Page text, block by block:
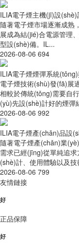
ILIA電子煙主機(jī)設
隨著電子煙市場逐漸成熟
展成為結(jié)合電源管理
型設(shè)備。IL...
2026-08-06 694
ILIA電子煙煙彈系統
電子煙技術(shù)發(fā)展
相較於傳統(tǒng)需要自
(yù)先設(shè)計好的煙彈
2026-08-06 992
ILIA電子煙產(chǎn)品設
隨著電子煙產(chǎn)業
需求已經(jīng)從單純追
(shè)計、使用體驗以及
2026-08-06 799
友情鏈接
好
正品保障
好